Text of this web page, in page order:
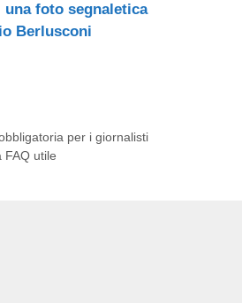
foto segnaletica
Berlusconi
per i giornalisti
FAQ utile